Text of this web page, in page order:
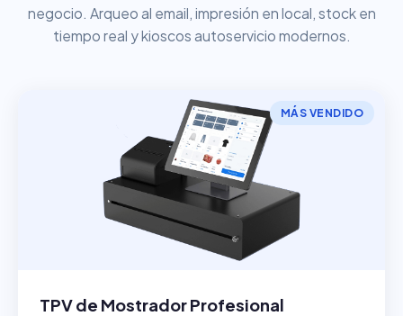
negocio. Arqueo al email, impresión en local, stock en
tiempo real y kioscos autoservicio modernos.
MÁS VENDIDO
TPV de Mostrador Profesional